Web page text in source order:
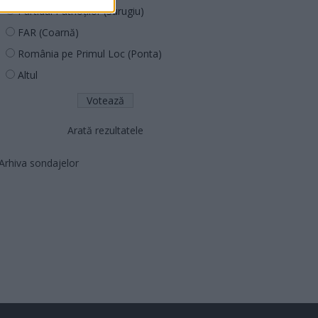
Partidul Patrioților (Surugiu)
FAR (Coarnă)
România pe Primul Loc (Ponta)
Altul
Arată rezultatele
sondajelor